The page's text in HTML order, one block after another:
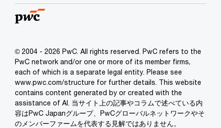
© 2004 - 2026 PwC. All rights reserved. PwC refers to the
PwC network and/or one or more of its member firms,
each of which is a separate legal entity. Please see
www.pwc.com/structure for further details. This website
contains content generated by or created with the
assistance of AI. 当サイト上の記事やコラムで述べている内
容はPwC Japanグループ、PwCグローバルネットワークやそ
のメンバーファームを代表する見解ではありません。